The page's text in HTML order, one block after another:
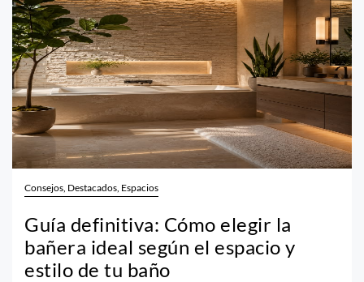
Consejos, Destacados, Espacios
Guía definitiva: Cómo elegir la
bañera ideal según el espacio y
estilo de tu baño